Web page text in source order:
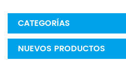
CATEGORÍAS
NUEVOS PRODUCTOS